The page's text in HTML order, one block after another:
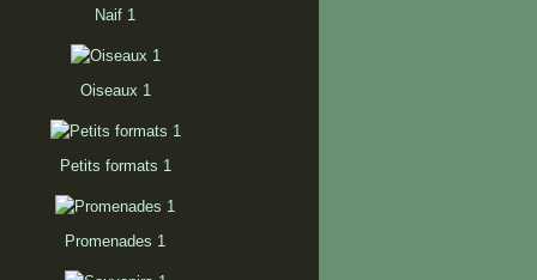
Naif 1
Oiseaux 1
Petits formats 1
Promenades 1